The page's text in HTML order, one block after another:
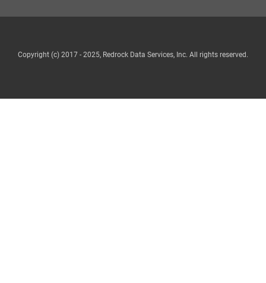
Copyright (c) 2017 - 2025, Redrock Data Services, Inc. All rights reserved.